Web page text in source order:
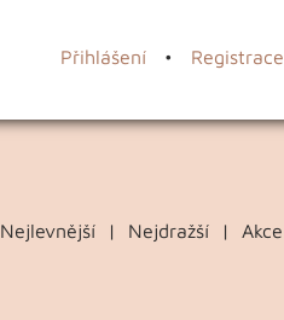
Přihlášení• Registrace
Nejlevnější | Nejdražší | Akce